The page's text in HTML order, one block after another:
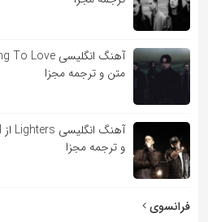
متن و ترجمه مجزا
و ترجمه مجزا
فرانسوی